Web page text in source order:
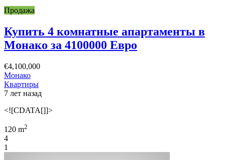
Продажа
Купить 4 комнатные апартаменты в
Монако за 4100000 Евро
€4,100,000
Монако
Квартиры
7 лет назад
<![CDATA[]]>
120 m2
4
1